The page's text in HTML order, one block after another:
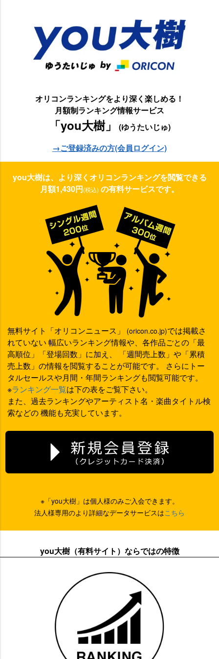
オリコンランキングをより深く楽しめる！
月額制ランキング情報サービス
「you大樹」
(ゆうたいじゅ)
→ご登録済みの方(会員ログイン)
you大樹は、より深くオリコンランキングを閲覧できる
月額1,430円(税込) の有料サービスです。
無料サイト「オリコンニュース」 (oricon.co.jp)では掲載さ
れていない 幅広いランキング情報や、各作品ごとの「最
高順位」「登場回数」に加え、 「週間売上数」や「累積
売上数」の情報を閲覧することが可能です。 さらにトー
タルセールスや月間・年間ランキングも閲覧可能です。
※ランキング一覧は下の表をご覧下さい。
また、過去ランキングやアーティスト名・楽曲タイトル検
索などの 機能も充実しています。
※「you大樹」は個人様のみご入会できます。
法人様専用のより詳細なデータサービスはこちら
you大樹（有料サイト）ならではの特徴